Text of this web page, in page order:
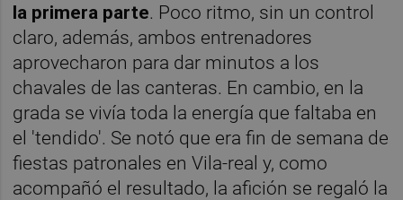
la primera parte. Poco ritmo, sin un control
claro, además, ambos entrenadores
aprovecharon para dar minutos a los
chavales de las canteras. En cambio, en la
grada se vivía toda la energía que faltaba en
el 'tendido'. Se notó que era fin de semana de
fiestas patronales en Vila-real y, como
acompañó el resultado, la afición se regaló la